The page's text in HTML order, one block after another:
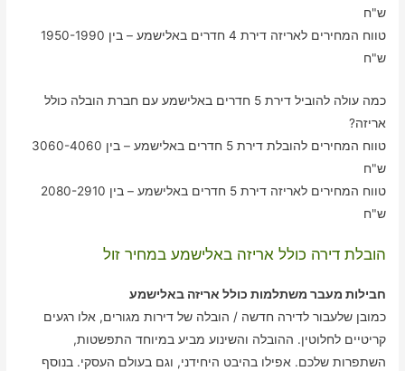
ש"ח
טווח המחירים לאריזה דירת 4 חדרים באלישמע – בין 1950-1990
ש"ח
כמה עולה להוביל דירת 5 חדרים באלישמע עם חברת הובלה כולל
אריזה?
טווח המחירים להובלת דירת 5 חדרים באלישמע – בין 3060-4060
ש"ח
טווח המחירים לאריזה דירת 5 חדרים באלישמע – בין 2080-2910
ש"ח
הובלת דירה כולל אריזה באלישמע במחיר זול
חבילות מעבר משתלמות כולל אריזה באלישמע
כמובן שלעבור לדירה חדשה / הובלה של דירות מגורים, אלו רגעים
קריטיים לחלוטין. ההובלה והשינוע מביע במיוחד התפשטות,
השתפרות שלכם. אפילו בהיבט היחידני, וגם בעולם העסקי. בנוסף